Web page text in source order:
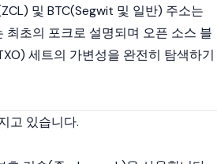
및 BTC(Segwit 및 일반) 주소는
최초의 포크로 설명되며 오픈 소스 블
세트의 가변성을 완전히 탐색하기
고 있습니다.